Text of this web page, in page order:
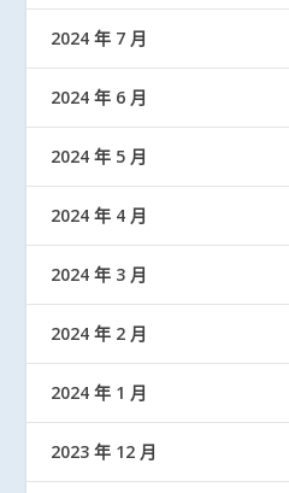
2024 年 7 月
2024 年 6 月
2024 年 5 月
2024 年 4 月
2024 年 3 月
2024 年 2 月
2024 年 1 月
2023 年 12 月